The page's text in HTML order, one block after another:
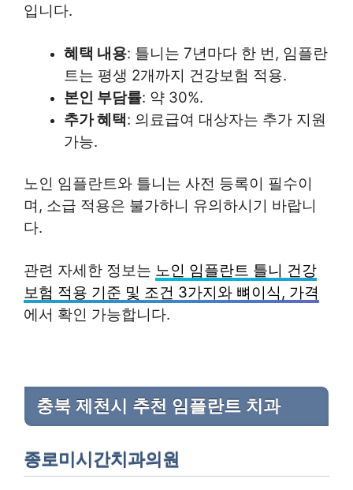
입니다.
혜택 내용: 틀니는 7년마다 한 번, 임플란
트는 평생 2개까지 건강보험 적용.
본인 부담률: 약 30%.
추가 혜택: 의료급여 대상자는 추가 지원
가능.
노인 임플란트와 틀니는 사전 등록이 필수이
며, 소급 적용은 불가하니 유의하시기 바랍니
다.
관련 자세한 정보는 노인 임플란트 틀니 건강
보험 적용 기준 및 조건 3가지와 뼈이식, 가격
에서 확인 가능합니다.
충북 제천시 추천 임플란트 치과
종로미시간치과의원